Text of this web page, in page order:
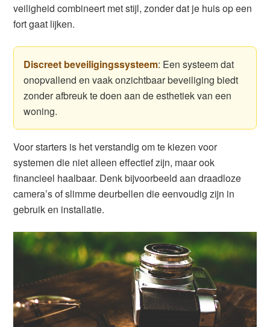
veiligheid combineert met stijl, zonder dat je huis op een
fort gaat lijken.
Discreet beveiligingssysteem: Een systeem dat
onopvallend en vaak onzichtbaar beveiliging biedt
zonder afbreuk te doen aan de esthetiek van een
woning.
Voor starters is het verstandig om te kiezen voor
systemen die niet alleen effectief zijn, maar ook
financieel haalbaar. Denk bijvoorbeeld aan draadloze
camera’s of slimme deurbellen die eenvoudig zijn in
gebruik en installatie.